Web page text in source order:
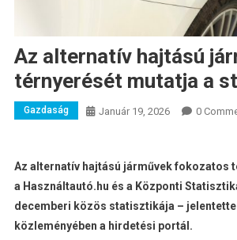
Az alternatív hajtású
térnyerését mutatja a
Gazdaság Január 19, 2026 0
Az alternatív hajtású járművek fokozatos
a Használtautó.hu és a Központi
decemberi közös statisztikája – jelentette
közleményében a hirdetési portál.